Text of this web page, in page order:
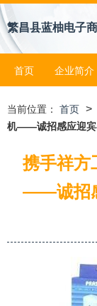
繁昌县蓝柚电子
首页 企业简介
当前位置： 首页 >
机——诚招感应迎宾
携手祥方
——诚招